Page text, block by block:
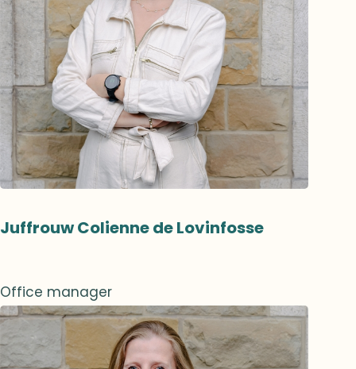
Juffrouw Colienne de Lovinfosse
Office manager